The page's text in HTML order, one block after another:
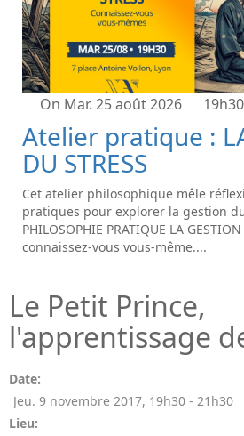
On Mar. 25 août 2026 19h30
Atelier pratique :
DU STRESS
Cet atelier philosophique mêle
pratiques pour explorer la gestion
PHILOSOPHIE PRATIQUE LA GESTION
connaissez-vous vous-même....
Le Petit Prince,
l'apprentissage
Date:
Jeu. 9 novembre 2017, 19h30 - 21h30
Lieu: